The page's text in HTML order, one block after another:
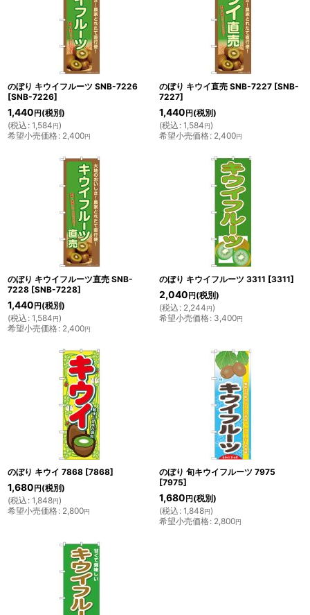
のぼり キウイフルーツ SNB-7226
[SNB-7226]
1,440 円 (税別)
(税込 : 1,584円)
希望小売価格: 2,400円
のぼり キウイ直売 SNB-7227 [SNB-
7227]
1,440 円 (税別)
(税込 : 1,584円)
希望小売価格: 2,400円
のぼり キウイフルーツ直売 SNB-
7228 [SNB-7228]
1,440 円 (税別)
(税込 : 1,584円)
希望小売価格: 2,400円
のぼり キウイフルーツ 3311 [3311]
2,040 円 (税別)
(税込 : 2,244円)
希望小売価格: 3,400円
のぼり キウイ 7868 [7868]
1,680 円 (税別)
(税込 : 1,848円)
希望小売価格: 2,800円
のぼり 旬キウイフルーツ 7975
[7975]
1,680 円 (税別)
(税込 : 1,848円)
希望小売価格: 2,800円